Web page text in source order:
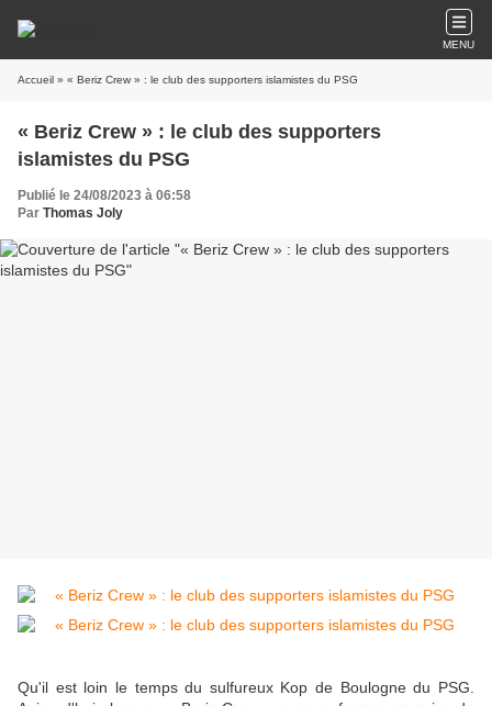
MENU
Accueil » « Beriz Crew » : le club des supporters islamistes du PSG
« Beriz Crew » : le club des supporters
islamistes du PSG
Publié le 24/08/2023 à 06:58
Par Thomas Joly
Qu'il est loin le temps du sulfureux Kop de Boulogne du PSG.